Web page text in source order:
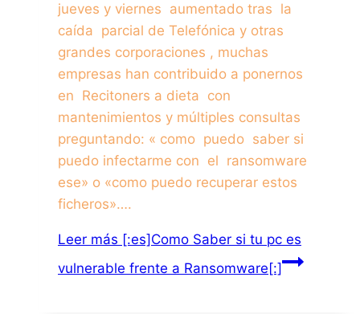
jueves y viernes aumentado tras la
caída parcial de Telefónica y otras
grandes corporaciones , muchas
empresas han contribuido a ponernos
en Recitoners a dieta con
mantenimientos y múltiples consultas
preguntando: « como puedo saber si
puedo infectarme con el ransomware
ese» o «como puedo recuperar estos
ficheros»….
Leer más [:es]Como Saber si tu pc es
vulnerable frente a Ransomware[:]